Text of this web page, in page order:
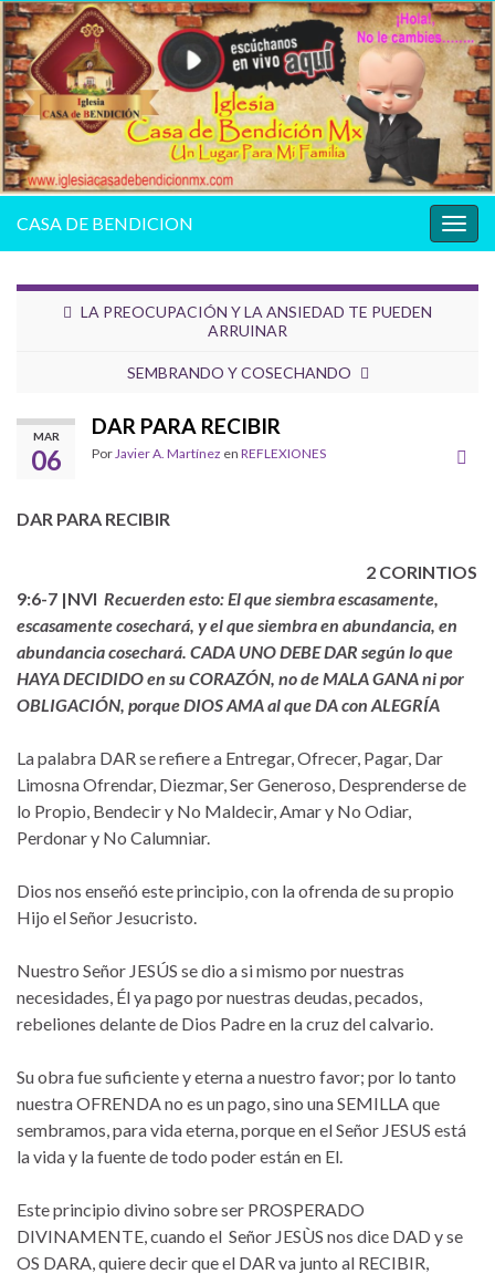
la
CASA DE BENDICION
LA PREOCUPACIÓN Y LA ANSIEDAD TE PUEDEN
ARRUINAR
SEMBRANDO Y COSECHANDO
MAR
06
DAR PARA RECIBIR
Por Javier A. Martínez en REFLEXIONES
DAR PARA RECIBIR
2 CORINTIOS
9:6-7 |NVI Recuerden esto: El que siembra escasamente,
escasamente cosechará, y el que siembra en abundancia, en
abundancia cosechará. CADA UNO DEBE DAR según lo que
HAYA DECIDIDO en su CORAZÓN, no de MALA GANA ni por
OBLIGACIÓN, porque DIOS AMA al que DA con ALEGRÍA
La palabra DAR se refiere a Entregar, Ofrecer, Pagar, Dar
Limosna Ofrendar, Diezmar, Ser Generoso, Desprenderse de
lo Propio, Bendecir y No Maldecir, Amar y No Odiar,
Perdonar y No Calumniar.
Dios nos enseñó este principio, con la ofrenda de su propio
Hijo el Señor Jesucristo.
Nuestro Señor JESÚS se dio a si mismo por nuestras
necesidades, Él ya pago por nuestras deudas, pecados,
rebeliones delante de Dios Padre en la cruz del calvario.
Su obra fue suficiente y eterna a nuestro favor; por lo tanto
nuestra OFRENDA no es un pago, sino una SEMILLA que
sembramos, para vida eterna, porque en el Señor JESUS está
la vida y la fuente de todo poder están en El.
Este principio divino sobre ser PROSPERADO
DIVINAMENTE, cuando el Señor JESÙS nos dice DAD y se
OS DARA, quiere decir que el DAR va junto al RECIBIR,